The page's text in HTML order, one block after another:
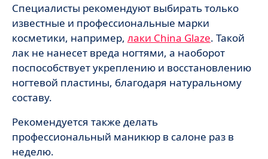
Специалисты рекомендуют выбирать только
известные и профессиональные марки
косметики, например, лаки China Glaze. Такой
лак не нанесет вреда ногтями, а наоборот
поспособствует укреплению и восстановлению
ногтевой пластины, благодаря натуральному
составу.
Рекомендуется также делать
профессиональный маникюр в салоне раз в
неделю.